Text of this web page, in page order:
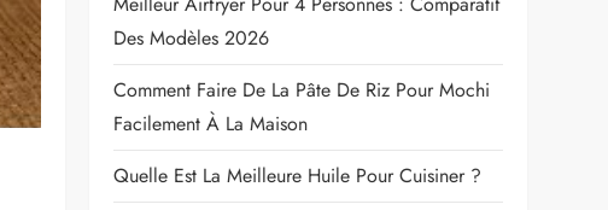
Des Modèles 2026
Comment Faire De La Pâte De Riz Pour Mochi
Facilement À La Maison
Quelle Est La Meilleure Huile Pour Cuisiner ?